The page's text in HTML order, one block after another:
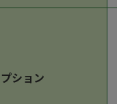
ション